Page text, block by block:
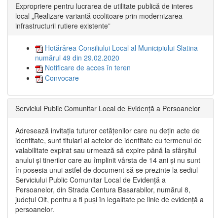
Expropriere pentru lucrarea de utilitate publică de interes
local „Realizare variantă ocolitoare prin modernizarea
infrastructurii rutiere existente”
Hotărârea Consiliului Local al Municipiului Slatina
numărul 49 din 29.02.2020
Notificare de acces în teren
Convocare
Serviciul Public Comunitar Local de Evidență a Persoanelor
Adresează invitația tuturor cetățenilor care nu dețin acte de
identitate, sunt titulari ai actelor de identitate cu termenul de
valabilitate expirat sau urmează să expire până la sfârșitul
anului și tinerilor care au împlinit vârsta de 14 ani și nu sunt
în posesia unui astfel de document să se prezinte la sediul
Serviciului Public Comunitar Local de Evidență a
Persoanelor, din Strada Centura Basarabilor, numărul 8,
județul Olt, pentru a fi puși în legalitate pe linie de evidență a
persoanelor.